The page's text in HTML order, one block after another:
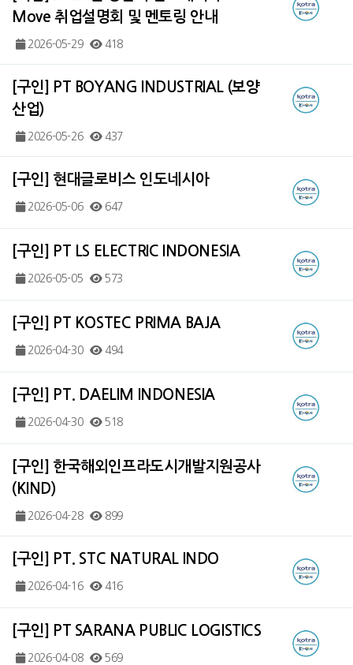
Move 취업설명회 및 멘토링 안내
2026-05-29 418
[구인] PT BOYANG INDUSTRIAL (보양
산업)
2026-05-26 437
[구인] 현대글로비스 인도네시아
2026-05-06 647
[구인] PT LS ELECTRIC INDONESIA
2026-05-05 573
[구인] PT KOSTEC PRIMA BAJA
2026-04-30 494
[구인] PT. DAELIM INDONESIA
2026-04-30 518
[구인] 한국해외인프라도시개발지원공사
(KIND)
2026-04-28 899
[구인] PT. STC NATURAL INDO
2026-04-16 416
[구인] PT SARANA PUBLIC LOGISTICS
2026-04-08 569